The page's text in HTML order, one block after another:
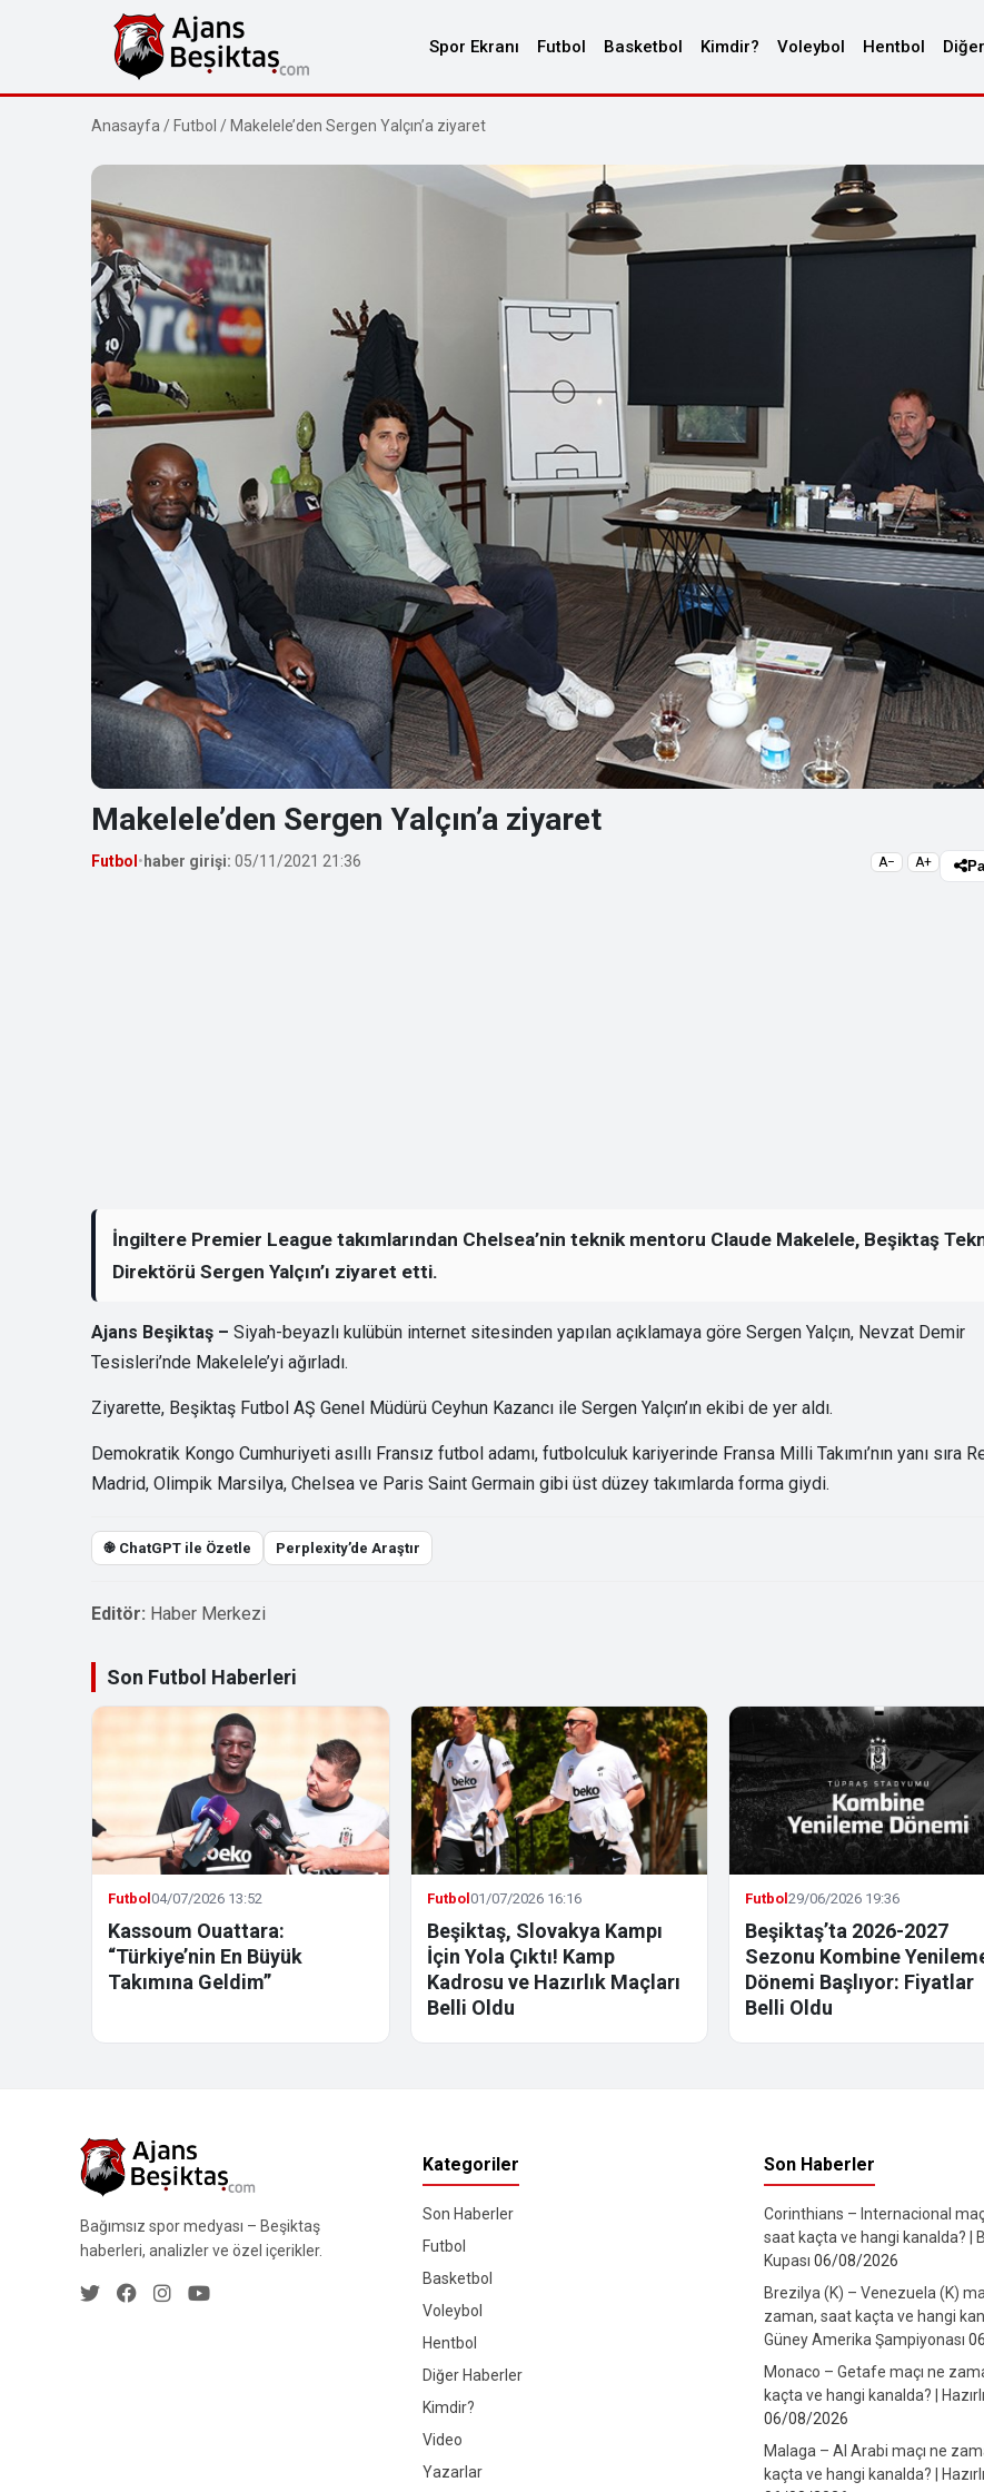
Spor Ekranı Futbol Basketbol Kimdir? Voleybol Hentbol
Anasayfa / Futbol / Makelele’den Sergen Yalçın’a ziyaret
Makelele’den Sergen Yalçın’a ziyaret
Futbol • haber girişi: 05/11/2021 21:36 A− A+
İngiltere Premier League takımlarından Chelsea’nin teknik mentoru Claude Makelele, Beşiktaş
Direktörü Sergen Yalçın’ı ziyaret etti.
Ajans Beşiktaş – Siyah-beyazlı kulübün internet sitesinden yapılan açıklamaya göre Sergen Yalçın, Nevzat Demir
Tesisleri’nde Makelele’yi ağırladı.
Ziyarette, Beşiktaş Futbol AŞ Genel Müdürü Ceyhun Kazancı ile Sergen Yalçın’ın ekibi de yer aldı.
Demokratik Kongo Cumhuriyeti asıllı Fransız futbol adamı, futbolculuk kariyerinde Fransa Milli Takımı’nın yanı sıra
Madrid, Olimpik Marsilya, Chelsea ve Paris Saint Germain gibi üst düzey takımlarda forma giydi.
֎ ChatGPT ile Özetle Perplexity’de Araştır
Editör: Haber Merkezi
Son Futbol Haberleri
Futbol04/07/2026 13:52
Kassoum Ouattara:
“Türkiye’nin En Büyük
Takımına Geldim”
Futbol01/07/2026 16:16
Beşiktaş, Slovakya Kampı
İçin Yola Çıktı! Kamp
Kadrosu ve Hazırlık Maçları
Belli Oldu
Futbol29/06/2026 19:36
Beşiktaş’ta 2026-2027
Sezonu Kombine
Dönemi Başlıyor: Fiyatlar
Belli Oldu
Bağımsız spor medyası – Beşiktaş
haberleri, analizler ve özel içerikler.
Kategoriler
Son Haberler
Futbol
Basketbol
Voleybol
Hentbol
Diğer Haberler
Kimdir?
Video
Yazarlar
Son Haberler
Corinthians – Internacional
saat kaçta ve hangi kanalda? |
Kupası 06/08/2026
Brezilya (K) – Venezuela (K)
zaman, saat kaçta ve hangi
Güney Amerika Şampiyonası
Monaco – Getafe maçı ne
kaçta ve hangi kanalda? |
06/08/2026
Malaga – Al Arabi maçı ne
kaçta ve hangi kanalda? |